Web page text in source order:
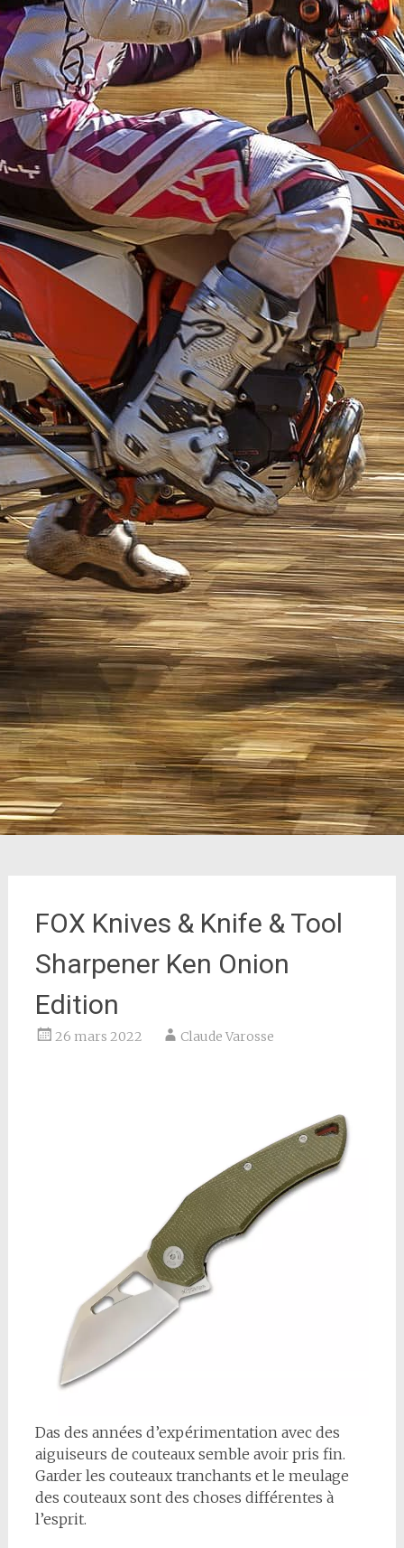
FOX Knives & Knife & Tool
Sharpener Ken Onion
Edition
26 mars 2022 Claude Varosse
Das des années d’expérimentation avec des
aiguiseurs de couteaux semble avoir pris fin.
Garder les couteaux tranchants et le meulage
des couteaux sont des choses différentes à
l’esprit.